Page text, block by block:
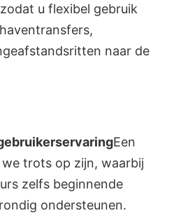
u flexibel gebruik
naar de
Een
trots op zijn, waarbij
zelfs beginnende
ondersteunen.